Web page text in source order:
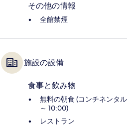
その他の情報
全館禁煙
施設の設備
食事と飲み物
無料の朝食 (コンチネンタ
～ 10:00)
レストラン